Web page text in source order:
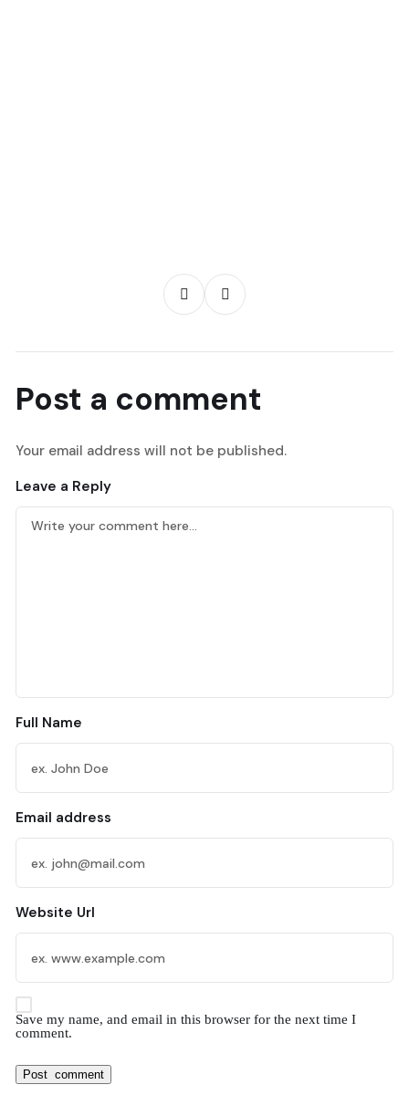
Post a comment
Your email address will not be published.
Leave a Reply
Full Name
Email address
Website Url
Save my name, and email in this browser for the next time I
comment.